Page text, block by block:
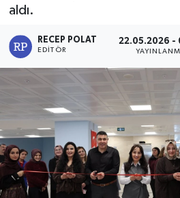
aldı.
RECEP POLAT
EDITÖR
22.05.2026 -